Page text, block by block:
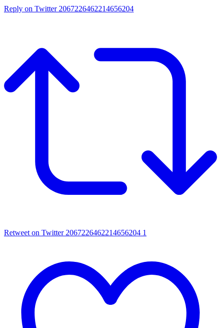
Reply on Twitter 2067226462214656204
Retweet on Twitter 2067226462214656204 1